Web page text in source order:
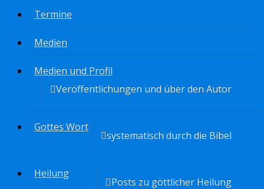
Termine
Medien
Medien und Profil
Veröffentlichungen und über den Autor
Gottes Wort
systematisch durch die Bibel
Heilung
Posts zu göttlicher Heilung